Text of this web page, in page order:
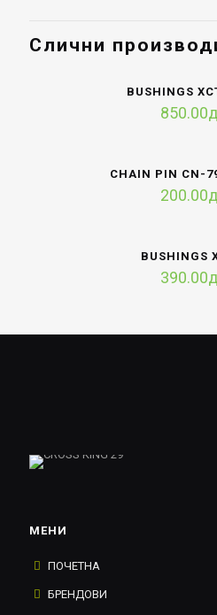
Слични
BUSHINGS
850.00
CHAIN PIN CN-
200.00
BUSHINGS
390.00
МЕНИ
ПОЧЕТНА
БРЕНДОВИ